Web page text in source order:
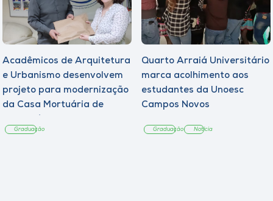
Acadêmicos de Arquitetura
e Urbanismo desenvolvem
projeto para modernização
da Casa Mortuária de
Graduação
Quarto Arraiá Universitário
marca acolhimento aos
estudantes da Unoesc
Campos Novos
Graduação Notícia